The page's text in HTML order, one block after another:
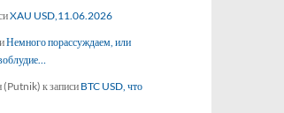
XAU USD,11.06.2026
Немного порассуждаем, или
(Putnik)к записи BTC USD, что